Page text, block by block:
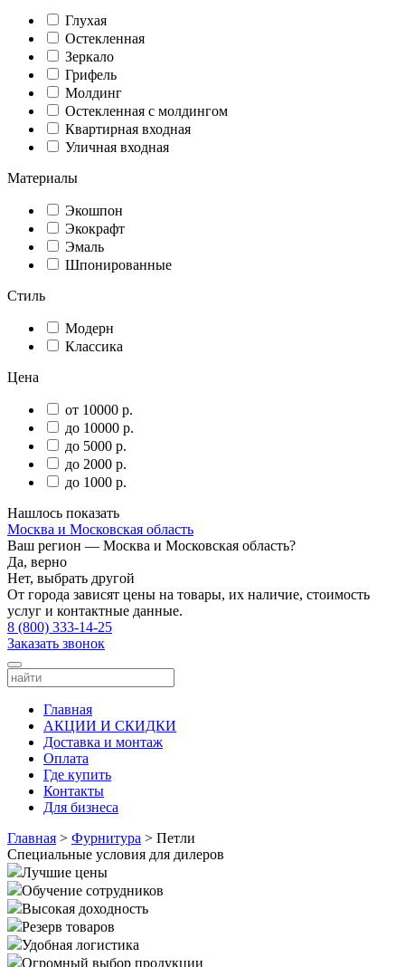
Глухая
Остекленная
Зеркало
Грифель
Молдинг
Остекленная с молдингом
Квартирная входная
Уличная входная
Материалы
Экошпон
Экокрафт
Эмаль
Шпонированные
Стиль
Модерн
Классика
Цена
от 10000 р.
до 10000 р.
до 5000 р.
до 2000 р.
до 1000 р.
Нашлось показать
Москва и Московская область
Ваш регион — Москва и Московская область?
Да, верно
Нет, выбрать другой
От города зависят цены на товары, их наличие, стоимость
услуг и контактные данные.
8 (800) 333-14-25
Заказать звонок
Главная
АКЦИИ И СКИДКИ
Доставка и монтаж
Оплата
Где купить
Контакты
Для бизнеса
Главная > Фурнитура > Петли
Специальные условия для дилеров
Лучшие цены
Обучение сотрудников
Высокая доходность
Резерв товаров
Удобная логистика
Огромный выбор продукции